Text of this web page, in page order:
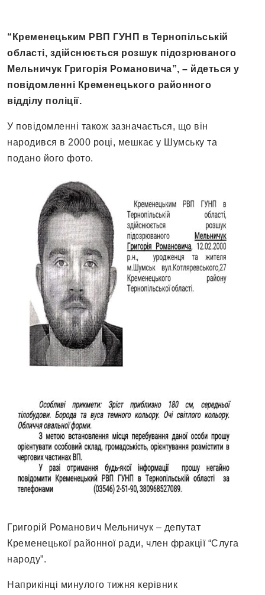
“Кременецьким РВП ГУНП в Тернопільській
області, здійснюється розшук підозрюваного
Мельничук Григорія Романовича”, – йдеться у
повідомленні Кременецького районного
відділу поліції.
У повідомленні також зазначається, що він
народився в 2000 році, мешкає у Шумську та
подано його фото.
Григорій Романович Мельничук – депутат
Кременецької районної ради, член фракції “Слуга
народу”.
Наприкінці минулого тижня керівник